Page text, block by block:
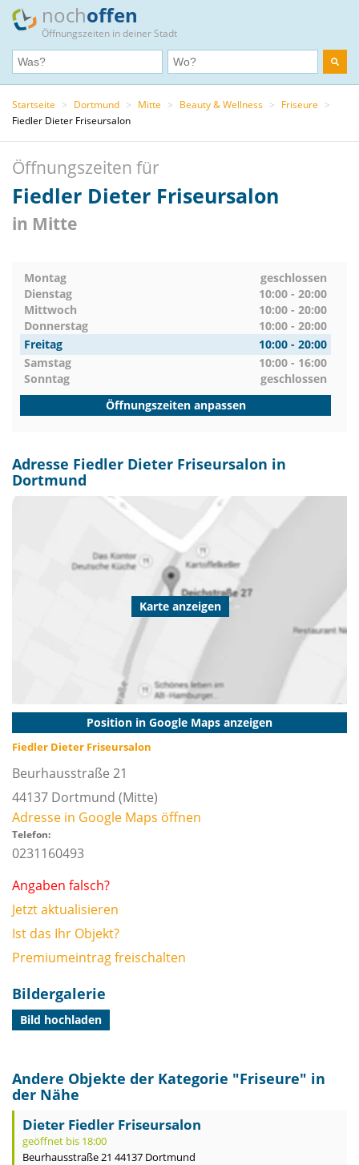
nochoffen
Öffnungszeiten in deiner Stadt
Startseite > Dortmund > Mitte > Beauty & Wellness > Friseure >
Fiedler Dieter Friseursalon
Öffnungszeiten für
Fiedler Dieter Friseursalon
in Mitte
Montag
geschlossen
Dienstag
10:00 - 20:00
Mittwoch
10:00 - 20:00
Donnerstag
10:00 - 20:00
Freitag
10:00 - 20:00
Samstag
10:00 - 16:00
Sonntag
geschlossen
Öffnungszeiten anpassen
Adresse Fiedler Dieter Friseursalon in
Dortmund
Karte anzeigen
Position in Google Maps anzeigen
Fiedler Dieter Friseursalon
Beurhausstraße 21
44137 Dortmund (Mitte)
Adresse in Google Maps öffnen
Telefon:
0231160493
Angaben falsch?
Jetzt aktualisieren
Ist das Ihr Objekt?
Premiumeintrag freischalten
Bildergalerie
Bild hochladen
Andere Objekte der Kategorie "Friseure" in
der Nähe
Dieter Fiedler Friseursalon
geöffnet bis 18:00
Beurhausstraße 21 44137 Dortmund